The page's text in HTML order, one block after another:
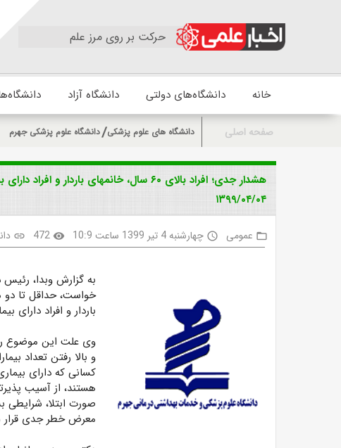
حرکت بر روی مرز علم
خانه دانشگاه‌های دولتی دانشگاه آزاد
صفحه اصلی دانشگاه های علوم پزشکی دانشگاه علوم پزشکی جهرم
هشدار جدی؛ افراد بالای ۶۰ سال، خانمهای
۱۳۹۹/۰۴/۰۴
folder_open عمومی access_time چهارشنبه 4 تیر 1399 ساعت 10:9 visibility
472
link
به گزارش وبدا،
باردار و افراد
وی علت این موضوع
کسانی که دارای
هستند، از آسیب
صورت ابتلا،
معرض خطر جدی قرار